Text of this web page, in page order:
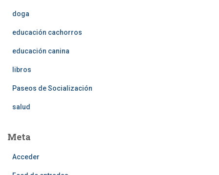
doga
educación cachorros
educación canina
libros
Paseos de Socialización
salud
Meta
Acceder